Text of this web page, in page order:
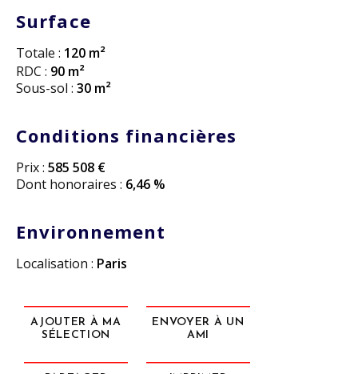
Surface
Totale : 120 m²
RDC : 90 m²
Sous-sol : 30 m²
Conditions financières
Prix : 585 508 €
Dont honoraires : 6,46 %
Environnement
Localisation : Paris
AJOUTER À MA
SÉLECTION
ENVOYER À UN
AMI